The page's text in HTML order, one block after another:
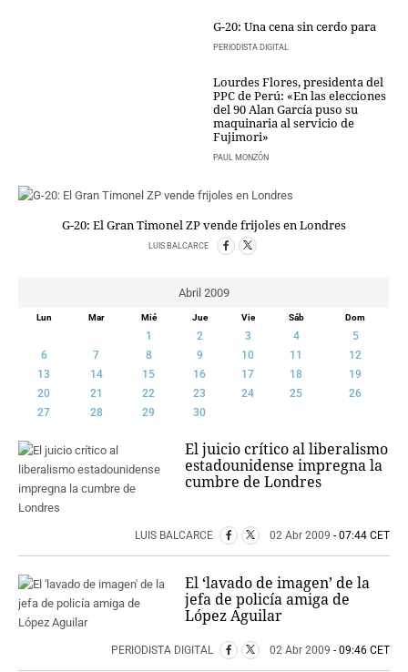
RELIGION
LA RETAGUARDIA
LA BURBUJA
DIRECTORIOS
LO ÚLTIMO
BLOGS
VÍDEOS
TEMAS
ORGANISMOS
LUGARES
AUTORES
HEMEROTECA
G-20: Una cena sin cerdo para
PERIODISTA DIGITAL
Lourdes Flores, presidenta del
PPC de Perú: «En las elecciones
del 90 Alan García puso su
maquinaria al servicio de
Fujimori»
PAUL MONZÓN
G-20: El Gran Timonel ZP vende frijoles en Londres
LUIS BALCARCE
Abril 2009
Lun Mar Mié Jue Vie Sáb Dom
1 2 3 4
5
6
7 8 9 10 11
12
13
14 15 16 17 18
19
20
21 22 23 24 25
26
27
28 29 30
El juicio crítico al liberalismo
estadounidense impregna la
cumbre de Londres
LUIS BALCARCE 02 Abr 2009 - 07:44 CET
El ‘lavado de imagen’ de la
jefa de policía amiga de
López Aguilar
PERIODISTA DIGITAL 02 Abr 2009 - 09:46 CET